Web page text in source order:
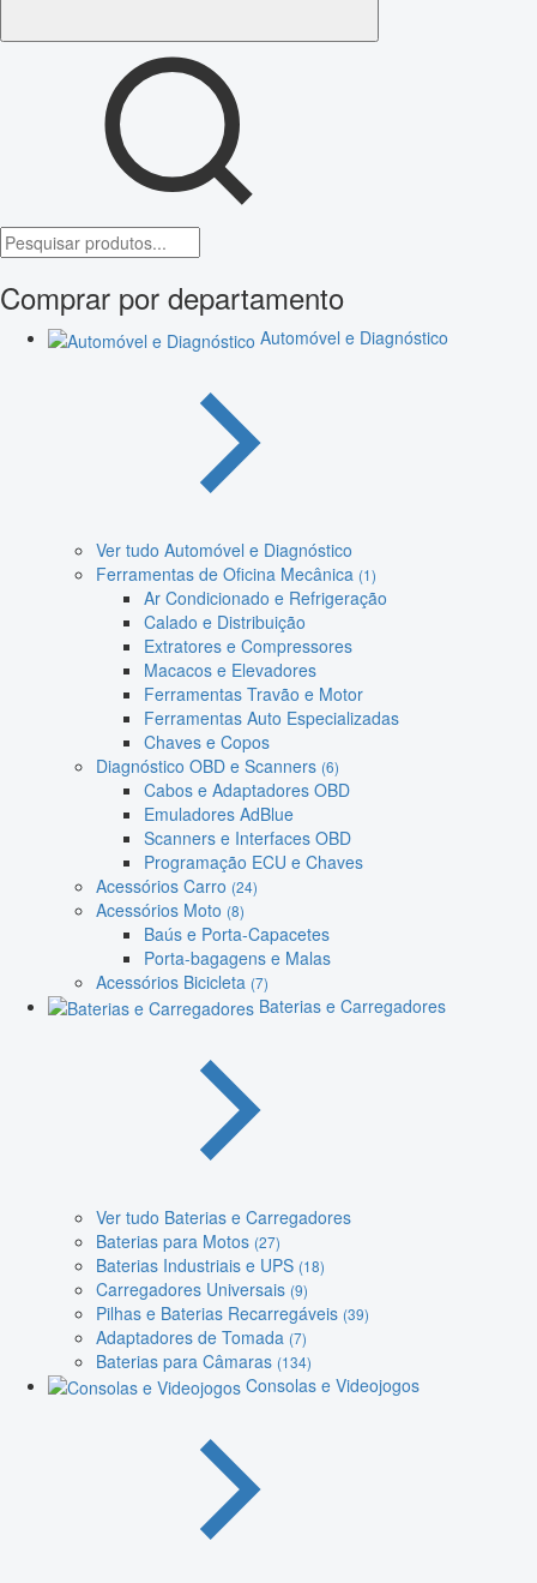
Comprar por departamento
Automóvel e Diagnóstico
Ver tudo Automóvel e Diagnóstico
Ferramentas de Oficina Mecânica (1)
Ar Condicionado e Refrigeração
Calado e Distribuição
Extratores e Compressores
Macacos e Elevadores
Ferramentas Travão e Motor
Ferramentas Auto Especializadas
Chaves e Copos
Diagnóstico OBD e Scanners (6)
Cabos e Adaptadores OBD
Emuladores AdBlue
Scanners e Interfaces OBD
Programação ECU e Chaves
Acessórios Carro (24)
Acessórios Moto (8)
Baús e Porta-Capacetes
Porta-bagagens e Malas
Acessórios Bicicleta (7)
Baterias e Carregadores
Ver tudo Baterias e Carregadores
Baterias para Motos (27)
Baterias Industriais e UPS (18)
Carregadores Universais (9)
Pilhas e Baterias Recarregáveis (39)
Adaptadores de Tomada (7)
Baterias para Câmaras (134)
Consolas e Videojogos